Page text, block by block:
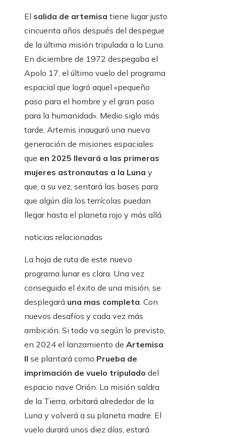
El salida de artemisa tiene lugar justo
cincuenta años después del despegue
de la última misión tripulada a la Luna.
En diciembre de 1972 despegaba el
Apolo 17, el último vuelo del programa
espacial que logró aquel «pequeño
paso para el hombre y el gran paso
para la humanidad». Medio siglo más
tarde, Artemis inauguró una nueva
generación de misiones espaciales
que en 2025 llevará a las primeras
mujeres astronautas a la Luna y
que, a su vez, sentará las bases para
que algún día los terrícolas puedan
llegar hasta el planeta rojo y más allá.
noticias relacionadas
La hoja de ruta de este nuevo
programa lunar es clara. Una vez
conseguido el éxito de una misión, se
desplegará una mas completa. Con
nuevos desafíos y cada vez más
ambición. Si todo va según lo previsto,
en 2024 el lanzamiento de Artemisa
II se plantará como Prueba de
imprimación de vuelo tripulado del
espacio nave Orión. La misión saldra
de la Tierra, orbitará alrededor de la
Luna y volverá a su planeta madre. El
vuelo durará unos diez días, estará